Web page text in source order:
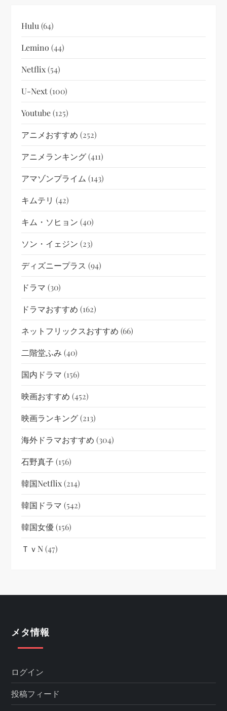
Hulu (64)
Lemino (44)
Netflix(54)
U-Next(100)
Youtube(125)
アニメおすすめ (252)
アニメランキング(411)
アマゾンプライム (143)
キムテリ (42)
キム・ソヒョン (40)
ソン・イェジン (23)
ディズニープラス (94)
ドラマ (30)
ドラマおすすめ (162)
ネットフリックスおすすめ (66)
二階堂ふみ (40)
国内ドラマ (156)
映画おすすめ (452)
映画ランキング(213)
海外ドラマおすすめ (304)
石野真子 (156)
韓国netflix(214)
韓国ドラマ (542)
韓国女優(156)
ＴｖN(47)
メタ情報
ログイン
投稿フィード